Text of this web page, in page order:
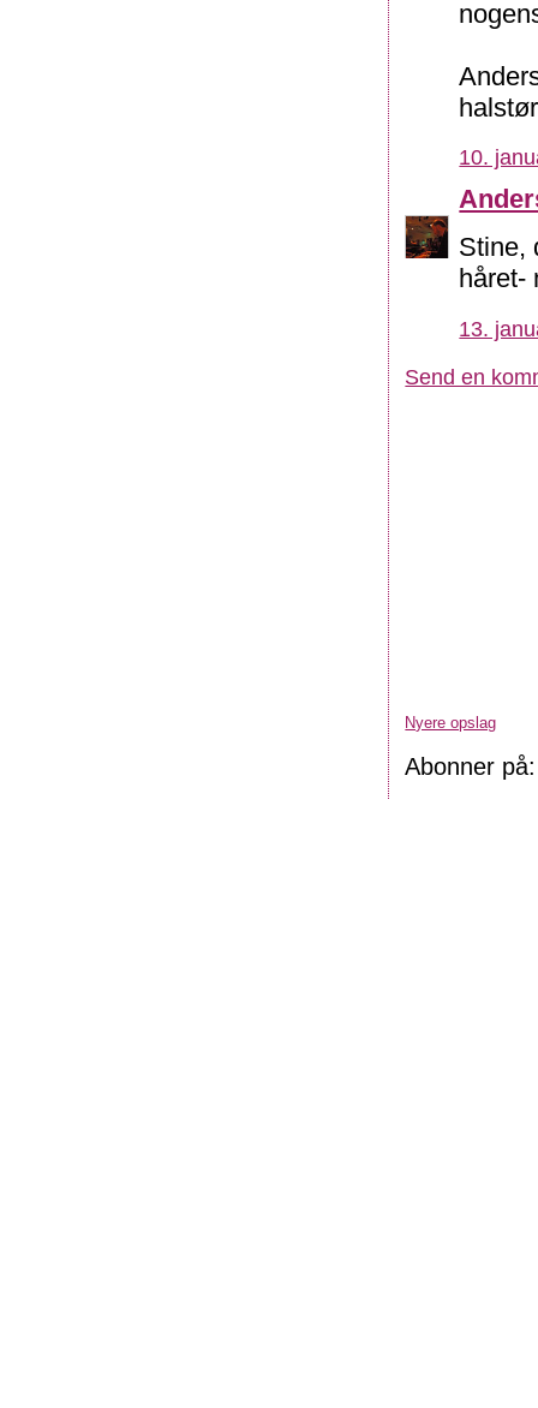
10.
Stine,
håret-
13.
Send en
Nyere opslag
Abonner